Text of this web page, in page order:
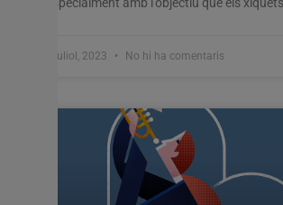
6 juliol, 2023 No hi ha comentaris